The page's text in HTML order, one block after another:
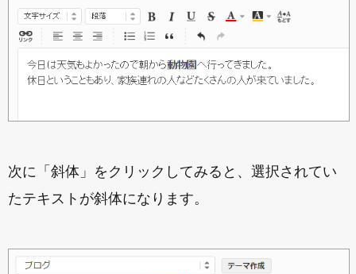
次に「斜体」をクリックしてみると、選択されてい
たテキストが斜体になります。